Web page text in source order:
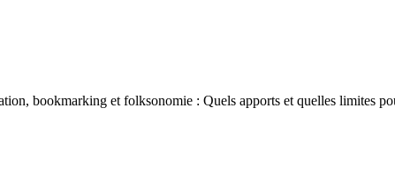
bookmarking et folksonomie : Quels apports et quelles limites